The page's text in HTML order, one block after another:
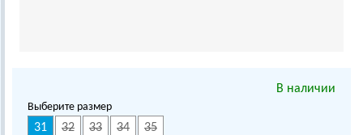
В наличии
Выберите размер
31 32 33 34 35